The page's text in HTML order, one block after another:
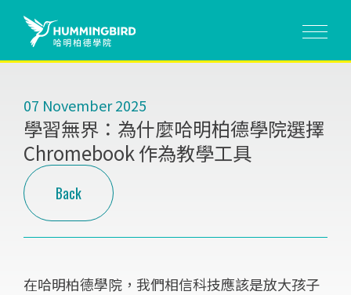
07 November 2025
學習無界：為什麼哈明柏德學院選擇
Chromebook 作為教學工具
Back
在哈明柏德學院，我們相信科技應該是放大孩子